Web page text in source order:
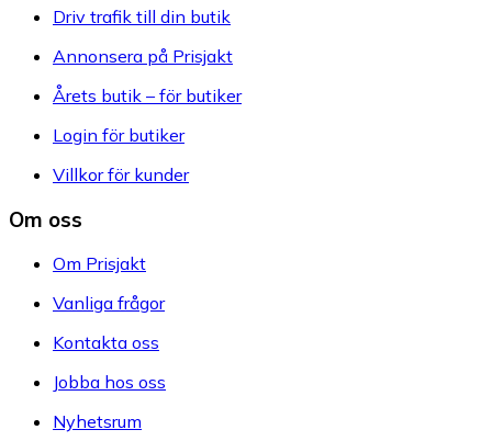
Driv trafik till din butik
Annonsera på Prisjakt
Årets butik – för butiker
Login för butiker
Villkor för kunder
Om oss
Om Prisjakt
Vanliga frågor
Kontakta oss
Jobba hos oss
Nyhetsrum